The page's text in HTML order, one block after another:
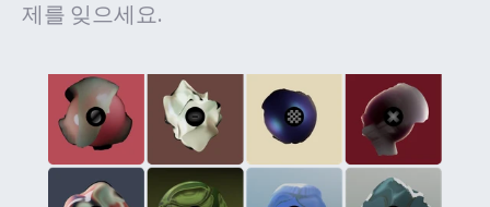
제를 잊으세요.